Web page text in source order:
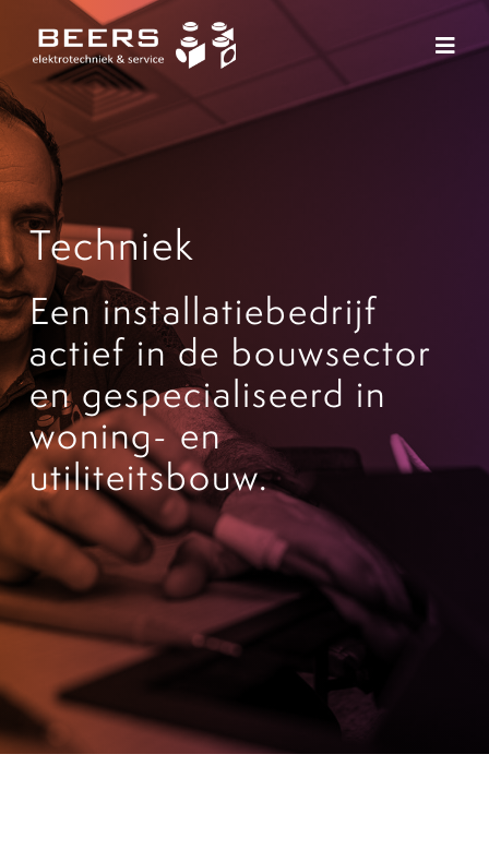
naar
inhoud
Techniek
Service
Projecten
Over ons
Vacatures
Nieuws
Contact
Portal
Techniek
Een installatiebedrijf
actief in de bouwsector
en gespecialiseerd in
woning- en
utiliteitsbouw.